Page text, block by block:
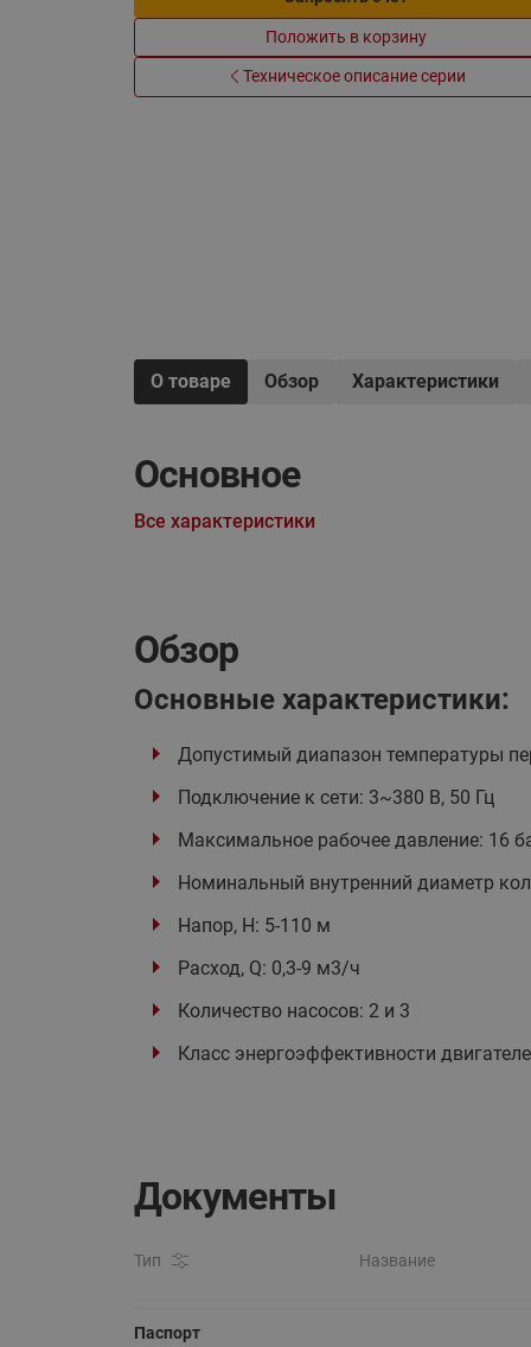
Системы водоснабжения
Электрообогрев
Положить в корзину
Техническое описание серии
О товаре Обзор Характеристики
Основное
Все характеристики
Обзор
Основные характеристики:
Допустимый диапазон температуры
Подключение к сети: 3~380 В, 50 Гц
Максимальное рабочее давление: 16
Номинальный внутренний диаметр
Напор, H: 5-110 м
Расход, Q: 0,3-9 м3/ч
Количество насосов: 2 и 3
Класс энергоэффективности
Документы
Тип Название
Паспорт